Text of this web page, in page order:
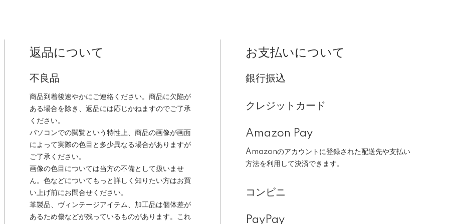
返品について
不良品
商品到着後速やかにご連絡ください。商品に欠陥が
ある場合を除き、返品には応じかねますのでご了承
ください。
パソコンでの閲覧という特性上、商品の画像が画面
によって実際の色目と多少異なる場合がありますが
ご了承ください。
画像の色目については当方の不備として扱いませ
ん。色などについてもっと詳しく知りたい方はお買
い上げ前にお問合せください。
革製品、ヴィンテージアイテム、加工品は個体差が
あるため傷などが残っているものがあります。これ
お支払いについて
銀行振込
クレジットカード
Amazon Pay
Amazonのアカウントに登録された配送先や支払い
方法を利用して決済できます。
コンビニ
PayPay